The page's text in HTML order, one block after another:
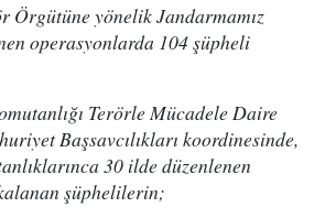
Örgütüne yönelik Jandarmamız
operasyonlarda 104 şüpheli
Terörle Mücadele Daire
Başsavcılıkları koordinesinde,
30 ilde düzenlenen
şüphelilerin;